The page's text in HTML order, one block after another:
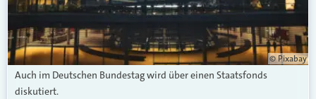
© Pixabay
Auch im Deutschen Bundestag wird über einen Staatsfonds
diskutiert.